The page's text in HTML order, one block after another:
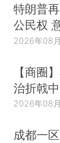
特朗普
公民权
2026年08
【商圈
治折戟
2026年08
成都一